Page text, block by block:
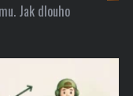
Jak dlouho